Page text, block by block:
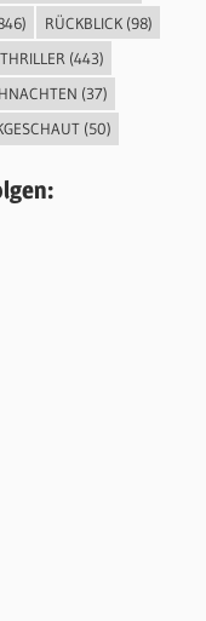
RÜCKBLICK(98)
THRILLER (443)
(37)
(50)